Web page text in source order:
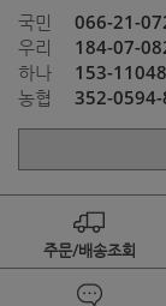
국민 066-21-
우리 184-07-
하나 153-
농협 352-
주문/배송조회